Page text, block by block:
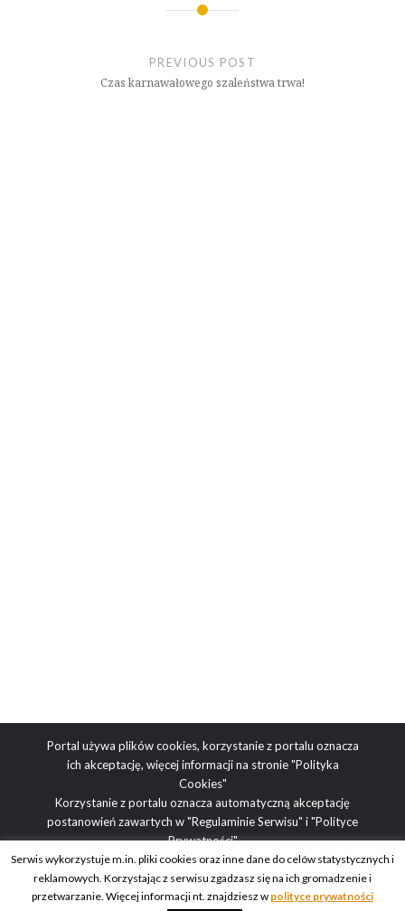
PREVIOUS POST
Czas karnawałowego szaleństwa trwa!
Portal używa plików cookies, korzystanie z portalu oznacza
ich akceptację, więcej informacji na stronie"Polityka
Cookies"
Korzystanie z portalu oznacza automatyczną akceptację
postanowień zawartych w"Regulaminie Serwisu" i"Polityce
Prywatności"
Adres redakcji: ul. Obrazkowa 2, 03-188 Warszawa | tel.
redakcyjny: +48 512 936 995 | e-mail: blog@obcasy.pl
Serwis wykorzystuje m.in. pliki cookies oraz inne dane do celów statystycznych i
reklamowych. Korzystając z serwisu zgadzasz się na ich gromadzenie i
przetwarzanie. Więcej informacji nt. znajdziesz w polityce prywatności